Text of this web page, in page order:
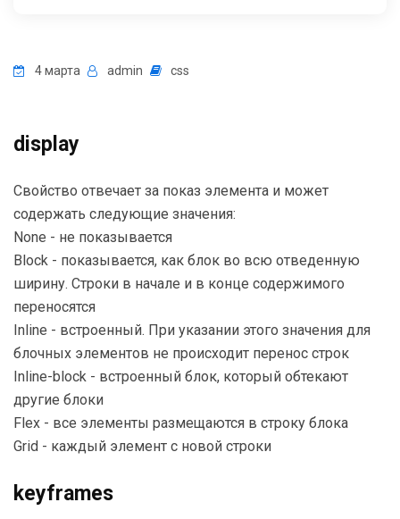
4 марта admin css
display
Свойство отвечает за показ элемента и может
содержать следующие значения:
None - не показывается
Block - показывается, как блок во всю отведенную
ширину. Строки в начале и в конце содержимого
переносятся
Inline - встроенный. При указании этого значения для
блочных элементов не происходит перенос строк
Inline-block - встроенный блок, который обтекают
другие блоки
Flex - все элементы размещаются в строку блока
Grid - каждый элемент с новой строки
keyframes